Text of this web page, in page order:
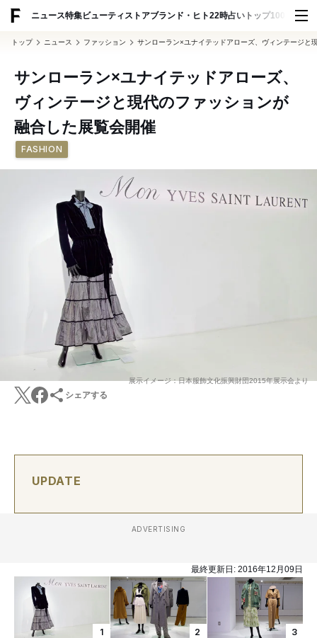
ニュース特集ビューティ ストアブランド・ヒト22時占い トップ100 スナッ
トップ ニュース ファッション サンローラン×ユナイテッドアローズ、ヴィンテージと
サンローラン×ユナイテッドアローズ、
ヴィンテージと現代のファッションが
融合した展覧会開催
FASHION
展示イメージ：日本服飾文化振興財団2015年展示会より
シェアする
UPDATE
ADVERTISING
最終更新日: 2016年12月09日
1 2 3